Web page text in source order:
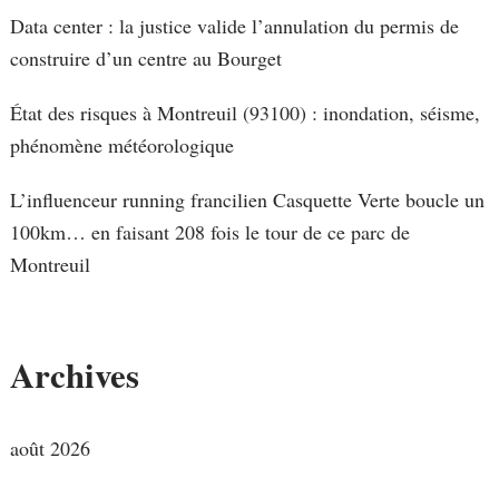
Data center : la justice valide l’annulation du permis de
construire d’un centre au Bourget
État des risques à Montreuil (93100) : inondation, séisme,
phénomène météorologique
L’influenceur running francilien Casquette Verte boucle un
100km… en faisant 208 fois le tour de ce parc de
Montreuil
Archives
août 2026